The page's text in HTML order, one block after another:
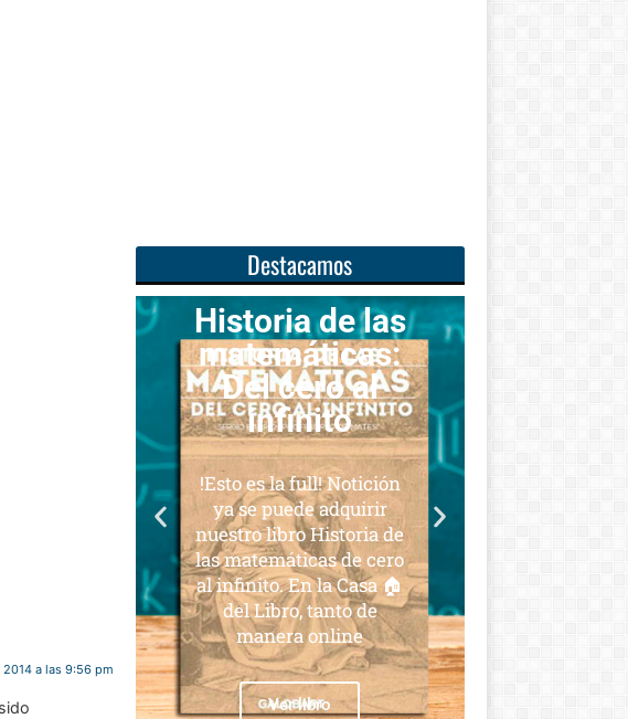
a las 9:56 pm
Destacamos
Historia de las
matemáticas:
Del cero al
infinito
!Esto es la full! Notición
ya se puede adquirir
nuestro libro Historia de
las matemáticas de cero
al infinito. En la Casa 🏠
del Libro, tanto de
manera online
Ver libro
matemáticas
para todos
Notición!! Ya se puede
adquirir nuestro segundo
libro: Unas matemáticas
Ver libro